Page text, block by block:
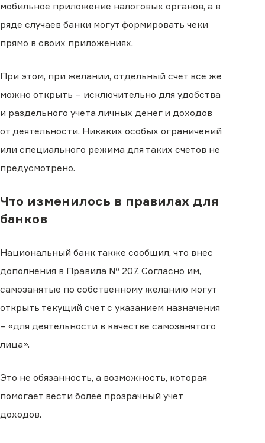
мобильное приложение налоговых органов, а в
ряде случаев банки могут формировать чеки
прямо в своих приложениях.
При этом, при желании, отдельный счет все же
можно открыть – исключительно для удобства
и раздельного учета личных денег и доходов
от деятельности. Никаких особых ограничений
или специального режима для таких счетов не
предусмотрено.
Что изменилось в правилах для
банков
Национальный банк также сообщил, что внес
дополнения в Правила № 207. Согласно им,
самозанятые по собственному желанию могут
открыть текущий счет с указанием назначения
– «для деятельности в качестве самозанятого
лица».
Это не обязанность, а возможность, которая
помогает вести более прозрачный учет
доходов.